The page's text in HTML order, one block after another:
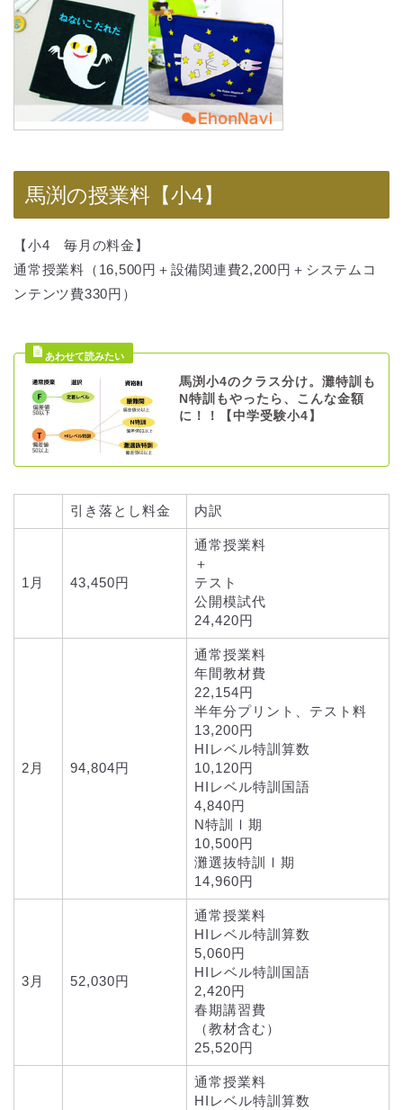
馬渕の授業料【小4】
【小4 毎月の料金】
通常授業料（16,500円＋設備関連費2,200円＋システムコ
ンテンツ費330円）
馬渕小4のクラス分け。灘特訓も
N特訓もやったら、こんな金額
に！！【中学受験小4】
引き落とし料金 内訳
1月 43,450円
通常授業料
＋
テスト
公開模試代
24,420円
2月 94,804円
通常授業料
年間教材費
22,154円
半年分プリント、テスト料
13,200円
HIレベル特訓算数
10,120円
HIレベル特訓国語
4,840円
N特訓Ⅰ期
10,500円
灘選抜特訓Ⅰ期
14,960円
3月 52,030円
通常授業料
HIレベル特訓算数
5,060円
HIレベル特訓国語
2,420円
春期講習費
（教材含む）
25,520円
通常授業料
HIレベル特訓算数